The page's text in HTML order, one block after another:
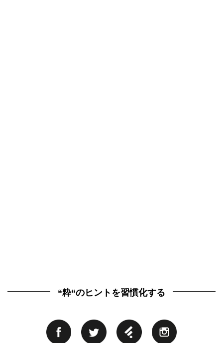
“粋“のヒントを習慣化する